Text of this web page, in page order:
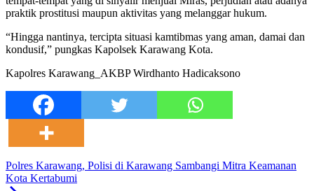
praktik prostitusi maupun aktivitas yang melanggar hukum.
“Hingga nantinya, tercipta situasi kamtibmas yang aman, damai dan
kondusif,” pungkas Kapolsek Karawang Kota.
Kapolres Karawang_AKBP Wirdhanto Hadicaksono
Polres Karawang, Polisi di Karawang Sambangi Mitra Keamanan
Kota Kertabumi